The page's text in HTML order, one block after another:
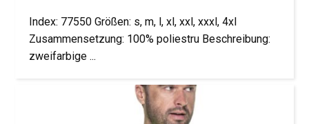
Index: 77550 Größen: s, m, l, xl, xxl, xxxl, 4xl
Zusammensetzung: 100% poliestru Beschreibung:
zweifarbige ...